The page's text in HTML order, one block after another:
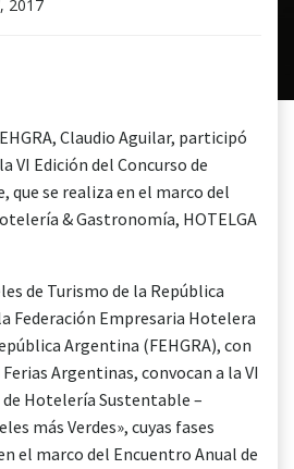
2017
Claudio Aguilar, participó
VI Edición del Concurso de
que se realiza en el marco del
& Gastronomía, HOTELGA
de Turismo de la República
Federación Empresaria Hotelera
Argentina (FEHGRA), con
Argentinas, convocan a la VI
de Hotelería Sustentable –
más Verdes», cuyas fases
el marco del Encuentro Anual de